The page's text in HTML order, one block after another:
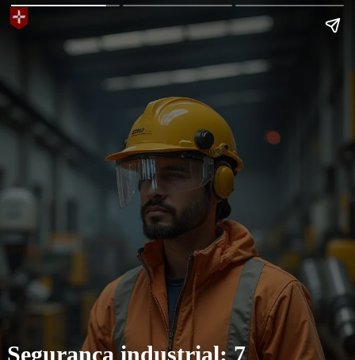
Segurança industrial: 7